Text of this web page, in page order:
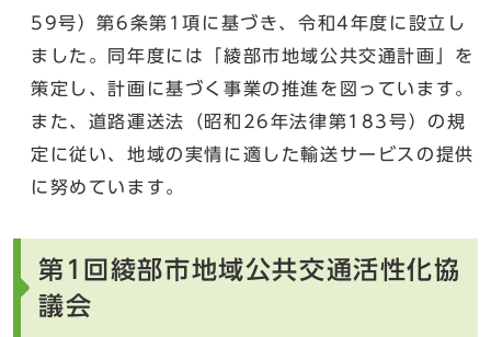
59号）第6条第1項に基づき、令和4年度に設立し
ました。同年度には「綾部市地域公共交通計画」を
策定し、計画に基づく事業の推進を図っています。
また、道路運送法（昭和26年法律第183号）の規
定に従い、地域の実情に適した輸送サービスの提供
に努めています。
第1回綾部市地域公共交通活性化協
議会